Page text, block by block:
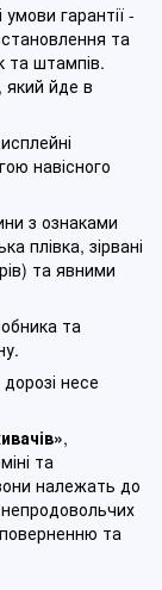
гарантії -
та
та штампів.
який йде в
навісного
з ознаками
плівка, зірвані
та явними
та
несе
,
та
належать до
непродовольчих
поверненню та